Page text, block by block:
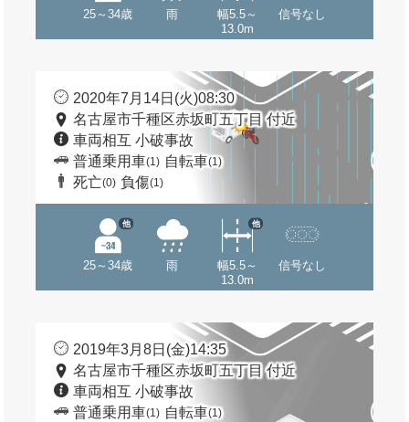
25～34歳 雨
幅5.5～
13.0m
信号なし
2020年7月14日(火)08:30
名古屋市千種区赤坂町五丁目 付近
車両相互 小破事故
普通乗用車(1) 自転車(1)
死亡(0) 負傷(1)
25～34歳
他
雨
幅5.5～
13.0m
他
信号なし
2019年3月8日(金)14:35
名古屋市千種区赤坂町五丁目 付近
車両相互 小破事故
普通乗用車(1) 自転車(1)